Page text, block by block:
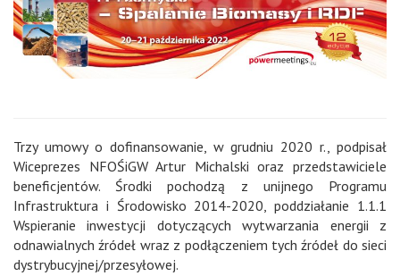
Trzy umowy o dofinansowanie, w grudniu 2020 r., podpisał
Wiceprezes NFOŚiGW Artur Michalski oraz przedstawiciele
beneficjentów. Środki pochodzą z unijnego Programu
Infrastruktura i Środowisko 2014-2020, poddziałanie 1.1.1
Wspieranie inwestycji dotyczących wytwarzania energii z
odnawialnych źródeł wraz z podłączeniem tych źródeł do sieci
dystrybucyjnej/przesyłowej.